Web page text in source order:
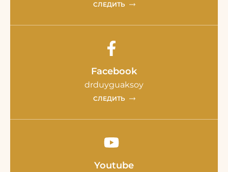
СЛЕДИТЬ
Facebook
drduyguaksoy
СЛЕДИТЬ
Youtube